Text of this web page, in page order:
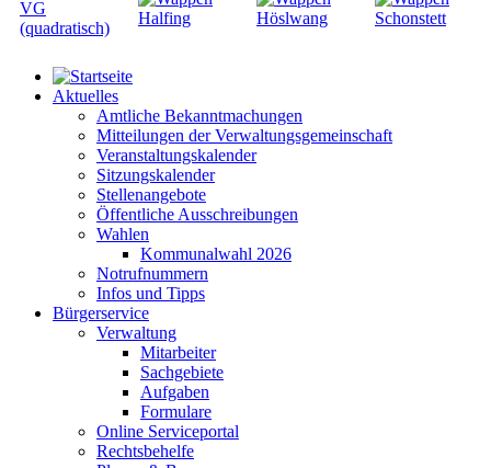
Aktuelles
Amtliche Bekanntmachungen
Mitteilungen der Verwaltungsgemeinschaft
Veranstaltungskalender
Sitzungskalender
Stellenangebote
Öffentliche Ausschreibungen
Wahlen
Kommunalwahl 2026
Notrufnummern
Infos und Tipps
Bürgerservice
Verwaltung
Mitarbeiter
Sachgebiete
Aufgaben
Formulare
Online Serviceportal
Rechtsbehelfe